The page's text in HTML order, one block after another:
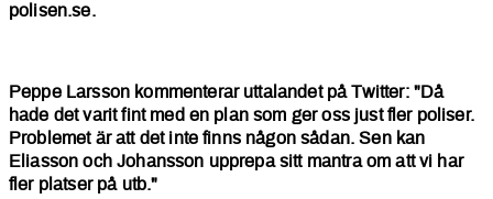
polisen.se.
Peppe Larsson kommenterar uttalandet på Twitter: "Då
hade det varit fint med en plan som ger oss just fler poliser.
Problemet är att det inte finns någon sådan. Sen kan
Eliasson och Johansson upprepa sitt mantra om att vi har
fler platser på utb."